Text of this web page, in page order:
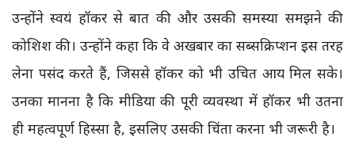
उन्होंने स्वयं हॉकर से बात की और उसकी समस्या समझने की
कोशिश की। उन्होंने कहा कि वे अखबार का सब्सक्रिप्शन इस तरह
लेना पसंद करते हैं, जिससे हॉकर को भी उचित आय मिल सके।
उनका मानना है कि मीडिया की पूरी व्यवस्था में हॉकर भी उतना
ही महत्वपूर्ण हिस्सा है, इसलिए उसकी चिंता करना भी जरूरी है।